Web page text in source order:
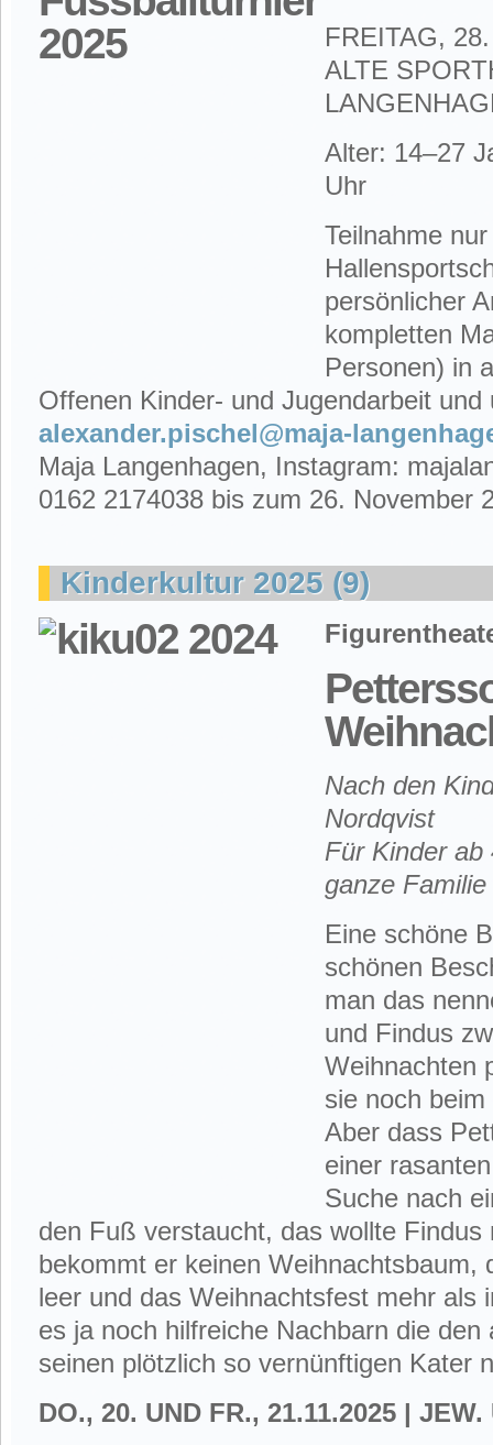
FREITAG,
ALTE
Alter: 14–27
Uhr
Teilnahme
persönlicher
kompletten
Personen) in
Offenen Kinder- und Jugendarbeit und
alexander.pischel@maja-
Maja Langenhagen, Instagram:
0162 2174038 bis zum 26. November
Kinderkultur 2025 (9)
Nach den
Nordqvist
Für Kinder ab
ganze Familie
Eine schöne
schönen
man das
und Findus
Weihnachten
sie noch
Aber dass
einer
Suche nach
den Fuß verstaucht, das wollte Findus
bekommt er keinen Weihnachtsbaum,
leer und das Weihnachtsfest mehr als
es ja noch hilfreiche Nachbarn die
seinen plötzlich so vernünftigen Kater
DO., 20. UND FR., 21.11.2025 | JEW.